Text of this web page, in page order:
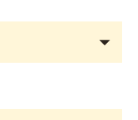
。
から行います。
など多少異なる場